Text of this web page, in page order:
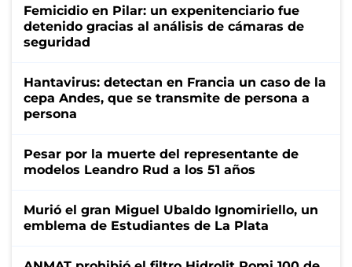
Femicidio en Pilar: un expenitenciario fue
detenido gracias al análisis de cámaras de
seguridad
Hantavirus: detectan en Francia un caso de la
cepa Andes, que se transmite de persona a
persona
Pesar por la muerte del representante de
modelos Leandro Rud a los 51 años
Murió el gran Miguel Ubaldo Ignomiriello, un
emblema de Estudiantes de La Plata